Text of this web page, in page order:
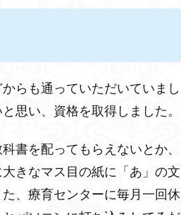
らも通っていただいていまし
思い、資格を取得しました。
書を配ってもらえないとか、
きなマス目の紙に「あ」の文
、療育センターに毎月一回休